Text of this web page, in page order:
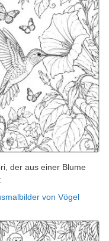
der aus einer Blume
von Vögel